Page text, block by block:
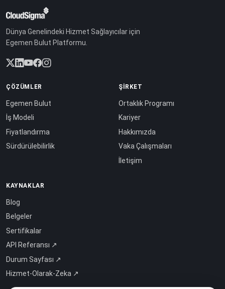
Dünya Genelindeki Hizmet Sağlayıcılar için
Egemen Bulut Platformu.
ÇÖZÜMLER
Egemen Bulut
İş Modeli
Fiyatlandırma
Sürdürülebilirlik
ŞIRKET
Ortaklık Programı
Kariyer
Hakkımızda
Vaka Çalışmaları
İletişim
KAYNAKLAR
Blog
Belgeler
Sertifikalar
API Referansı ↗
Durum Sayfası ↗
Hizmet-Olarak-Zeka ↗